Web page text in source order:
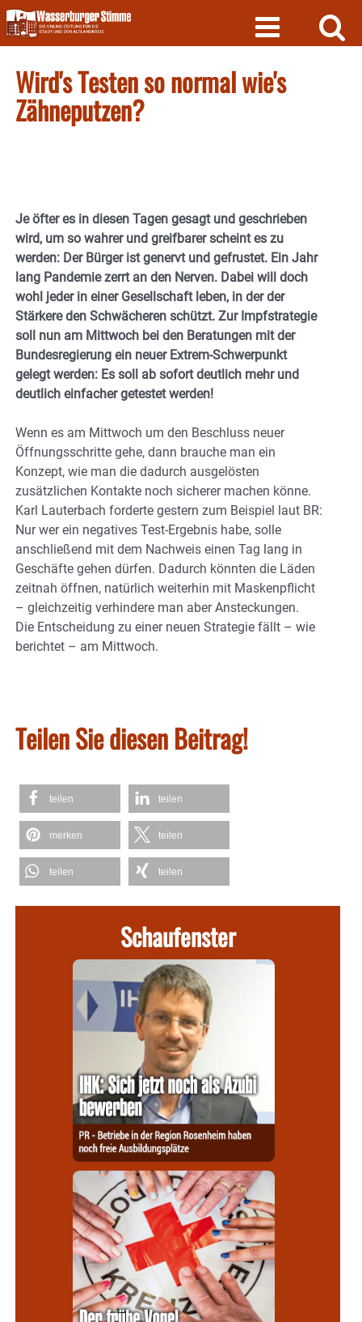
Skip
to
content
Wird's Testen so normal wie's
Zähneputzen?
Je öfter es in diesen Tagen gesagt und geschrieben
wird, um so wahrer und greifbarer scheint es zu
werden: Der Bürger ist genervt und gefrustet. Ein Jahr
lang Pandemie zerrt an den Nerven. Dabei will doch
wohl jeder in einer Gesellschaft leben, in der der
Stärkere den Schwächeren schützt. Zur Impfstrategie
soll nun am Mittwoch bei den Beratungen mit der
Bundesregierung ein neuer Extrem-Schwerpunkt
gelegt werden: Es soll ab sofort deutlich mehr und
deutlich einfacher getestet werden!
Wenn es am Mittwoch um den Beschluss neuer
Öffnungsschritte gehe, dann brauche man ein
Konzept, wie man die dadurch ausgelösten
zusätzlichen Kontakte noch sicherer machen könne.
Karl Lauterbach forderte gestern zum Beispiel laut BR:
Nur wer ein negatives Test-Ergebnis habe, solle
anschließend mit dem Nachweis einen Tag lang in
Geschäfte gehen dürfen. Dadurch könnten die Läden
zeitnah öffnen, natürlich weiterhin mit Maskenpflicht
– gleichzeitig verhindere man aber Ansteckungen.
Die Entscheidung zu einer neuen Strategie fällt – wie
berichtet – am Mittwoch.
Teilen Sie diesen Beitrag!
teilen teilen
merken teilen
teilen teilen
Schaufenster